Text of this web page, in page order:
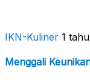
IKN-Kuliner 1
Menggali